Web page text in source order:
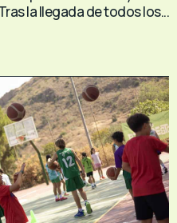
la llegada de todos los...